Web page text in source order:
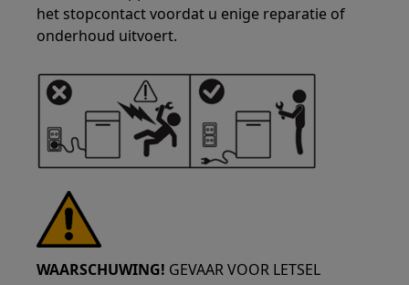
het stopcontact voordat u enige reparatie of
onderhoud uitvoert.
WAARSCHUWING! GEVAAR VOOR LETSEL